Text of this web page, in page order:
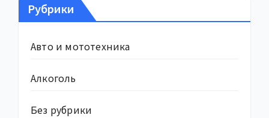
Рубрики
Авто и мототехника
Алкоголь
Без рубрики